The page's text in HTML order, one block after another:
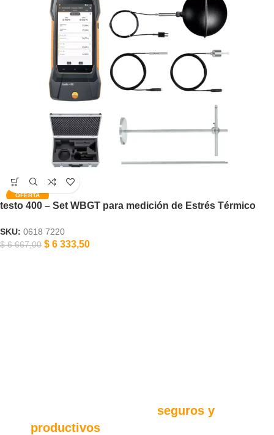
testo 400 – Set WBGT para medición de Estrés Térmico
SKU: 0618 7220
$6 667,00 $ 6 333,50
seguros y
productivos